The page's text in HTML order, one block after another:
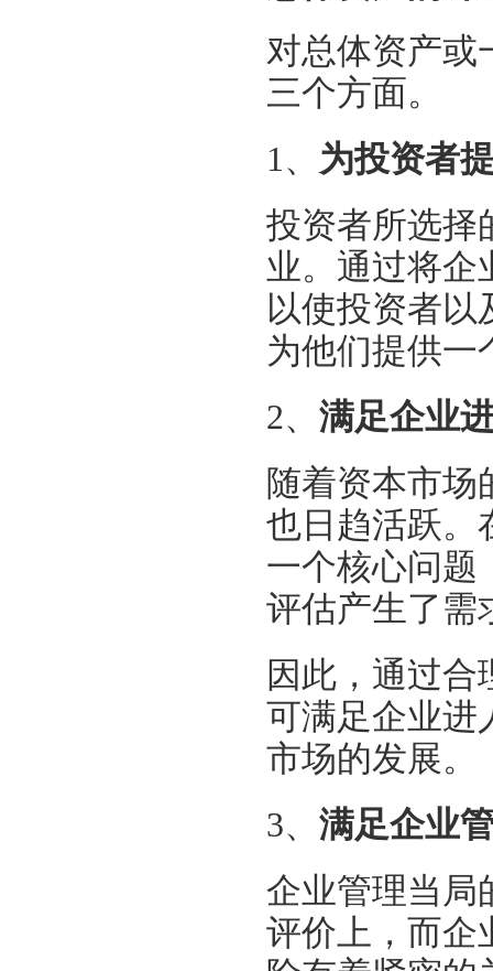
对总体资产或
三个方面。
1、 为投资者
投资者所选择
业。通过将企
以使投资者以
为他们提供一
2、 满足企业
随着资本市
也日趋活跃。
一个核心问题
评估产生了需
因此，通过
可满足企业进
市场的发展。
3、 满足企业
企业管理当局
评价上，而企